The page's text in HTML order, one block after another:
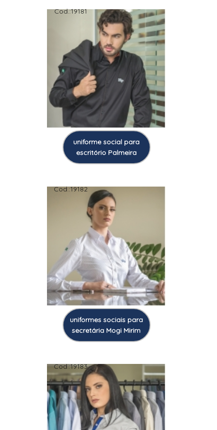
Cod.:19181
uniforme social para
escritório Palmeira
Cod.:19182
uniformes sociais para
secretária Mogi Mirim
Cod.:19183